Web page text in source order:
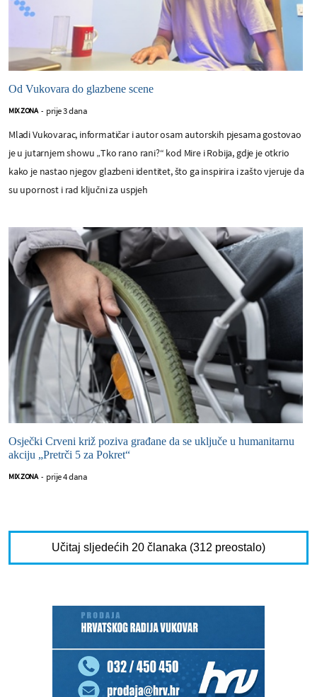
Od Vukovara do glazbene scene
MIX ZONA - prije 3 dana
Mladi Vukovarac, informatičar i autor osam autorskih pjesama gostovao
je u jutarnjem showu „Tko rano rani?“ kod Mire i Robija, gdje je otkrio
kako je nastao njegov glazbeni identitet, što ga inspirira i zašto vjeruje da
su upornost i rad ključni za uspjeh
Osječki Crveni križ poziva građane da se uključe u humanitarnu
akciju „Pretrči 5 za Pokret“
MIX ZONA - prije 4 dana
Učitaj sljedećih 20 članaka (312 preostalo)